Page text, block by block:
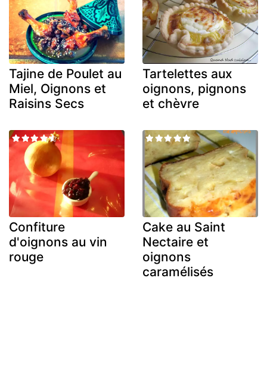
Tajine de Poulet au
Miel, Oignons et
Raisins Secs
Tartelettes aux
oignons, pignons
et chèvre
Confiture
d'oignons au vin
rouge
Cake au Saint
Nectaire et
oignons
caramélisés